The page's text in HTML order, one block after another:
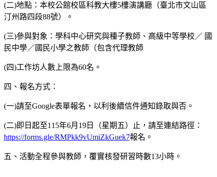
(二)地點：本校公館校區科教大樓5樓演講廳（臺北市文山區
汀州路四段88號）。
(三)參與對象：學科中心研究與種子教師、高級中等學校／ 國
民中學／國民小學之教師（包含代理教師
(四)工作坊人數上限為60名。
四、報名方式：
(一)請至Google表單報名，以利後續信件通知錄取與否。
(二)即日起至115年6月19日（星期五）止，請至連結路徑：
https://forms.gle/RMPkk9vUmiZkGuek7報名。
五、活動全程參與教師，覆實核發研習時數13小時。